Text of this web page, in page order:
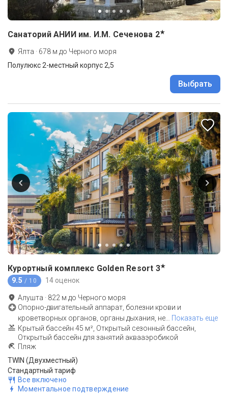
Санаторий АНИИ им. И.М. Сеченова 2★
Ялта · 678 м до Черного моря
Полулюкс 2-местный корпус 2,5
Выбрать
Курортный комплекс Golden Resort 3★
9.5 / 10 14 оценок
Алушта · 822 м до Черного моря
Опорно-двигательный аппарат, болезни крови и
кроветворных органов, органы дыхания, не
Показать еще
Крытый бассейн 45 м², Открытый сезонный бассейн,
Открытый бассейн для занятий аквааэробикой
Пляж
TWIN (Двухместный)
Стандартный тариф
Все включено
Моментальное подтверждение